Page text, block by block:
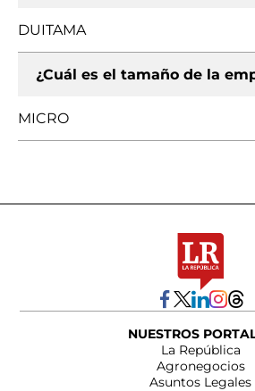
DUITAMA
¿Cuál es el tamaño de la
MICRO
NUESTROS
La República
Agronegocios
Asuntos Legales